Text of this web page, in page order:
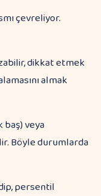
çevreliyor.
dikkat etmek
almak
veya
Böyle durumlarda
persentil